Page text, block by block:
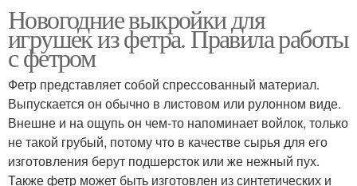
Новогодние выкройки для
игрушек из фетра. Правила работы
с фетром
Фетр представляет собой спрессованный материал.
Выпускается он обычно в листовом или рулонном виде.
Внешне и на ощупь он чем-то напоминает войлок, только
не такой грубый, потому что в качестве сырья для его
изготовления берут подшерсток или же нежный пух.
Также фетр может быть изготовлен из синтетических и